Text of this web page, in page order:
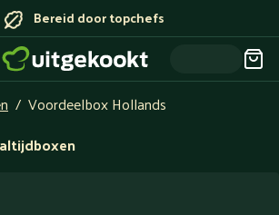
Bereid door topchefs
Voordeelbox Hollands